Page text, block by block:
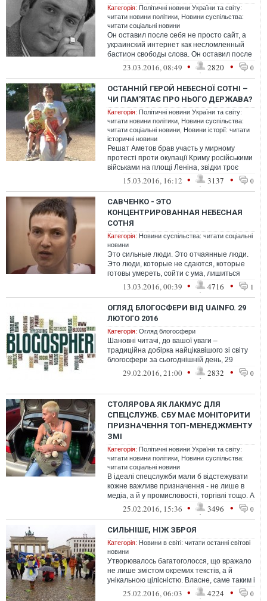
Категорія: Політичні новини України та світу:
читати новини політики Новини суспільства:
читати соціальні новини
Он оставил после себя не просто сайт, а
украинский интернет как несломленный
бастион свободы слова. Он оставил после
себя двух дочерей. Он оставил п...
23.03.2016, 08:49 • 2820 • 0
ОСТАННІЙ ГЕРОЙ НЕБЕСНОЇ СОТНІ –
ЧИ ПАМ'ЯТАЄ ПРО НЬОГО ДЕРЖАВА?
Категорія: Політичні новини України та світу:
читати новини політики Новини суспільства:
читати соціальні новини Новини історії: читати
історичні новини
Решат Аметов брав участь у мирному
протесті проти окупації Криму російськими
військами на площі Леніна, звідки троє
заколотників із так званих "загоні...
15.03.2016, 16:12 • 3137 • 0
САВЧЕНКО - ЭТО
КОНЦЕНТРИРОВАННАЯ НЕБЕСНАЯ
СОТНЯ
Категорія: Новини суспільства: читати соціальні
новини
Это сильные люди. Это отчаянные люди.
Это люди, которые не сдаются, которые
готовы умереть, сойти с ума, лишиться
человеческих условий, но остаться пр...
13.03.2016, 00:39 • 4716 • 1
ОГЛЯД БЛОГОСФЕРИ ВІД UAINFO. 29
ЛЮТОГО 2016
Категорія: Огляд блогосфери
Шановні читачі, до вашої уваги –
традиційна добірка найцікавішого зі світу
блогосфери за сьогоднішній день, 29
лютого29.02.2016, 21:00 • 2832 • 0
СТОЛЯРОВА ЯК ЛАКМУС ДЛЯ
СПЕЦСЛУЖБ. СБУ МАЄ МОНІТОРИТИ
ПРИЗНАЧЕННЯ ТОП-МЕНЕДЖМЕНТУ
ЗМІ
Категорія: Політичні новини України та світу:
читати новини політики Новини суспільства:
читати соціальні новини
В ідеалі спецслужби мали б відстежувати
кожне важливе призначення - не лише в
медіа, а й у промисловості, торгівлі тощо. А
коли йдеться про громадян Р...
25.02.2016, 15:36 • 3496 • 0
СИЛЬНІШЕ, НІЖ ЗБРОЯ
Категорія: Новини в світі: читати останні світові
новини
Утворювалось багатоголосся, що вражало
не лише змістом окремих текстів, а й
унікальною цілісністю. Власне, саме таким і
був Майдан - спільністю несхож...
25.02.2016, 06:03 • 4224 • 0